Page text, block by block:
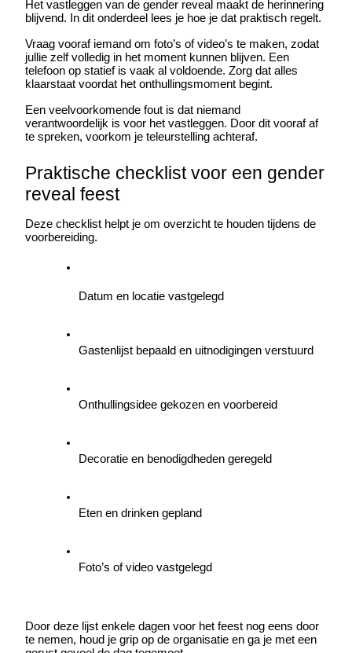
Het vastleggen van de gender reveal maakt de herinnering
blijvend. In dit onderdeel lees je hoe je dat praktisch regelt.
Vraag vooraf iemand om foto’s of video’s te maken, zodat
jullie zelf volledig in het moment kunnen blijven. Een
telefoon op statief is vaak al voldoende. Zorg dat alles
klaarstaat voordat het onthullingsmoment begint.
Een veelvoorkomende fout is dat niemand
verantwoordelijk is voor het vastleggen. Door dit vooraf af
te spreken, voorkom je teleurstelling achteraf.
Praktische checklist voor een gender
reveal feest
Deze checklist helpt je om overzicht te houden tijdens de
voorbereiding.
Datum en locatie vastgelegd
Gastenlijst bepaald en uitnodigingen verstuurd
Onthullingsidee gekozen en voorbereid
Decoratie en benodigdheden geregeld
Eten en drinken gepland
Foto’s of video vastgelegd
Door deze lijst enkele dagen voor het feest nog eens door
te nemen, houd je grip op de organisatie en ga je met een